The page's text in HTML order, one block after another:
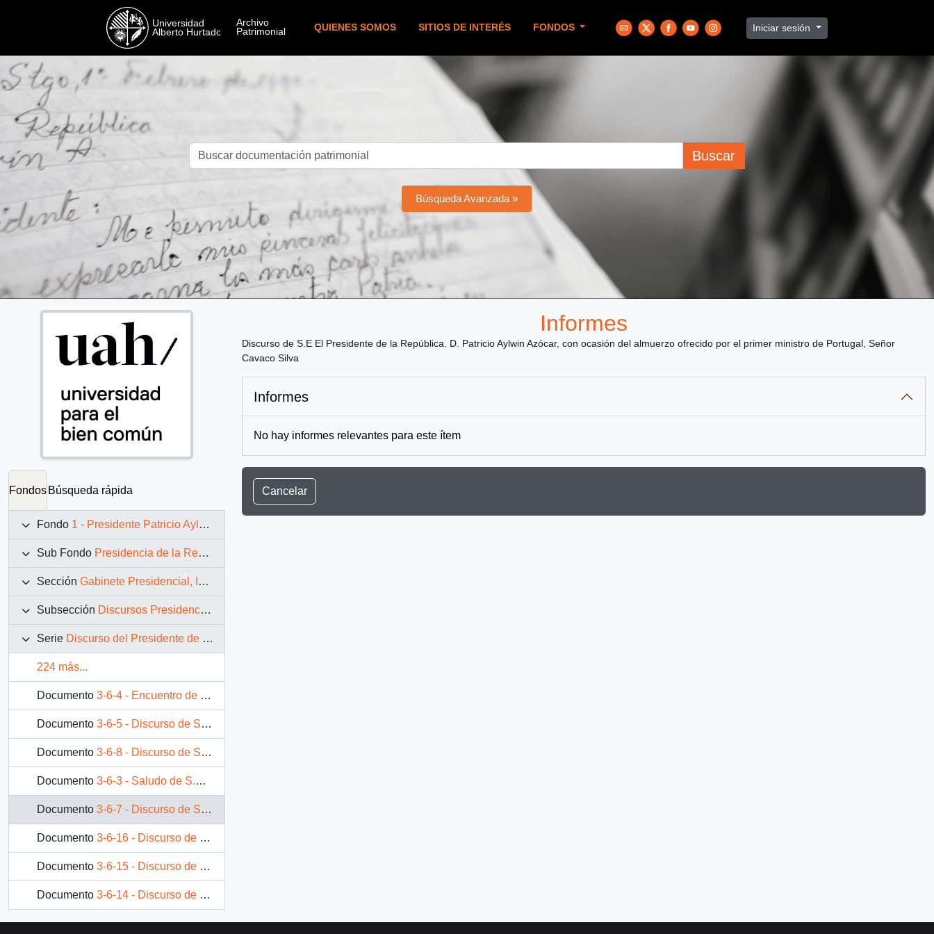
QUIENES SOMOS SITIOS DE INTERÉS FONDOS Iniciar sesión
Buscar
Búsqueda Avanzada »
Fondos Búsqueda rápida
Fondo 1 - Presidente Patricio Aylwin Azócar (1990-1994)
Sub Fondo Presidencia de la República (11 marzo 1990 – 11 marzo 1994)
Sección Gabinete Presidencial, Instituciones y Servicios
Subsección Discursos Presidenciales
Serie Discurso del Presidente de la República
224 más...
Documento 3-6-4 - Encuentro de S.E El Presidente de la República. D. Patricio Aylwin Azócar, con comunidad chilena residente en Portugal
Documento 3-6-5 - Discurso de S.E El Presidente de la República. D. Patricio Aylwin Azócar, al imponersele condecoración portuguesa "Orden de la libertad en el grado de gran collar"
Documento 3-6-8 - Discurso de S.E El Presidente de la República. D. Patricio Aylwin Azócar, ante los miembros de la cámara municipal de Lisboa
Documento 3-6-3 - Saludo de S.E El Presidente de la República. D. Patricio Aylwin Azócar, a su llegada a Portugal
Documento 3-6-7 - Discurso de S.E El Presidente de la República. D. Patricio Aylwin Azócar, con ocasión del almuerzo ofrecido por el primer ministro de Portugal, Señor Cavaco Silva
Documento 3-6-16 - Discurso de S.E El Presidente de la República, D. Patricio Aylwin Azócar, en la reunión Cumbre de Iberoamericana en Madrid
Documento 3-6-15 - Discurso de S.E El Presidente de la República, D. Patricio Aylwin Azócar, en la localidad de Villanueva De La Serena
Documento 3-6-14 - Discurso de S.E El Presidente de la República, D. Patricio Aylwin Azócar, al recibir el premio "Carabela de Plata" de la Asociación de Corresponsales de la Prensa Iberoameriacana
Documento 3-5-12 - Discurso de S.E El Presidente de la República, D. Patricio Aylwin Azócar, en reunión con centrales sindicales belgas
Informes
Discurso de S.E El Presidente de la República. D. Patricio Aylwin Azócar, con ocasión del almuerzo ofrecido por el primer ministro de Portugal, Señor
Cavaco Silva
Informes
No hay informes relevantes para este ítem
Cancelar